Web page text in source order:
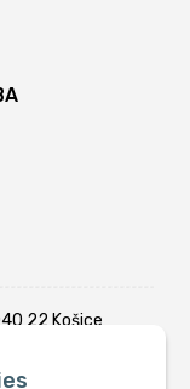
22 Košice
355